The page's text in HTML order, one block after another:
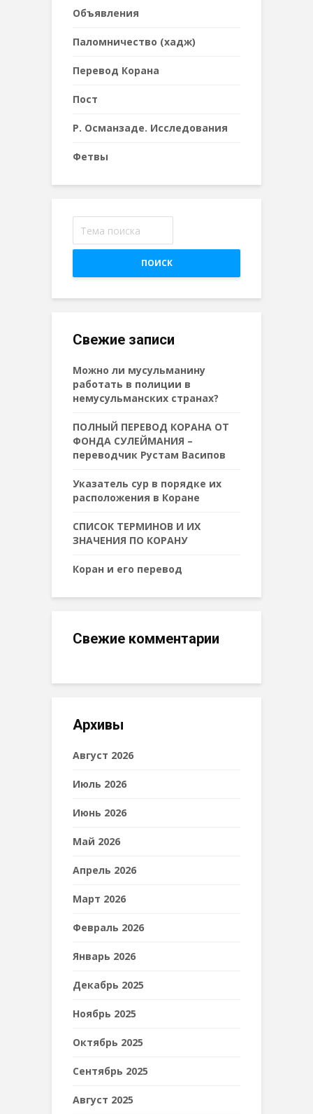
Объявления
Паломничество (хадж)
Перевод Корана
Пост
Р. Османзаде. Исследования
Фетвы
ПОИСК
Свежие записи
Можно ли мусульманину
работать в полиции в
немусульманских странах?
ПОЛНЫЙ ПЕРЕВОД КОРАНА ОТ
ФОНДА СУЛЕЙМАНИЯ –
переводчик Рустам Васипов
Указатель сур в порядке их
расположения в Коране
СПИСОК ТЕРМИНОВ И ИХ
ЗНАЧЕНИЯ ПО КОРАНУ
Коран и его перевод
Свежие комментарии
Архивы
Август 2026
Июль 2026
Июнь 2026
Май 2026
Апрель 2026
Март 2026
Февраль 2026
Январь 2026
Декабрь 2025
Ноябрь 2025
Октябрь 2025
Сентябрь 2025
Август 2025